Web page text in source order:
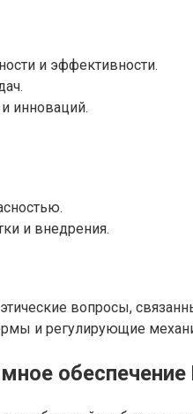
и эффективности.
инноваций.
и внедрения.
вопросы,
и регулирующие